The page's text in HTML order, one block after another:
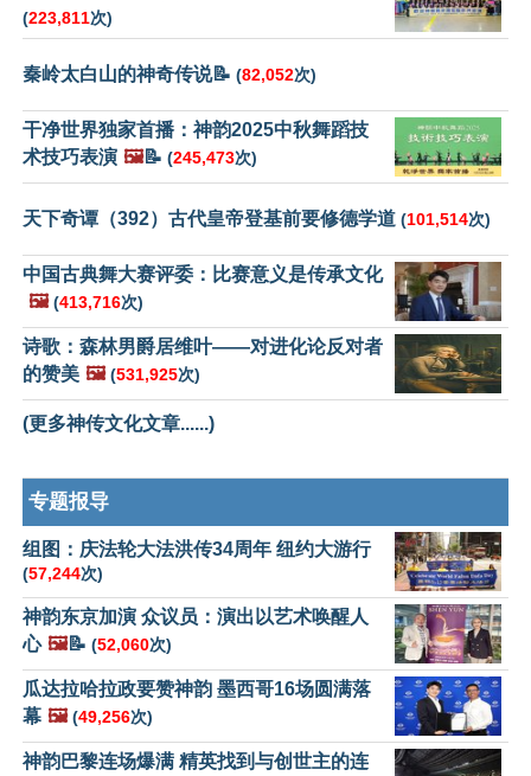
(223,811次)
秦岭太白山的神奇传说📝 (82,052次)
干净世界独家首播：神韵2025中秋舞蹈技
术技巧表演 🖼️📝 (245,473次)
天下奇谭（392）古代皇帝登基前要修德学道 (101,514次)
中国古典舞大赛评委：比赛意义是传承文化
🖼️ (413,716次)
诗歌：森林男爵居维叶——对进化论反对者
的赞美 🖼️ (531,925次)
(更多神传文化文章......)
专题报导
组图：庆法轮大法洪传34周年 纽约大游行
(57,244次)
神韵东京加演 众议员：演出以艺术唤醒人
心 🖼️📝 (52,060次)
瓜达拉哈拉政要赞神韵 墨西哥16场圆满落
幕 🖼️ (49,256次)
神韵巴黎连场爆满 精英找到与创世主的连